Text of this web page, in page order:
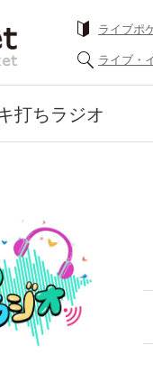
ライブポ
ライブ・
打ちラジオ